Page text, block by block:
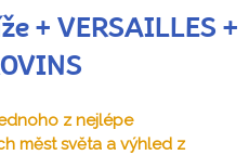
+ VERSAILLES +
z nejlépe
měst světa a výhled z